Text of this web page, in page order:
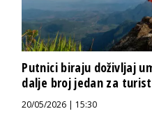
Putnici biraju doživljaj
dalje broj jedan za
20/05/2026 | 15:30